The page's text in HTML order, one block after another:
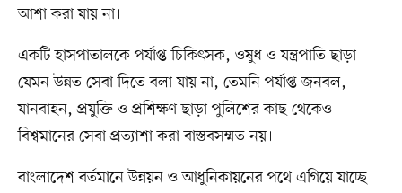
আশা করা যায় না।
একটি হাসপাতালকে পর্যাপ্ত চিকিৎসক, ওষুধ ও যন্ত্রপাতি ছাড়া
যেমন উন্নত সেবা দিতে বলা যায় না, তেমনি পর্যাপ্ত জনবল,
যানবাহন, প্রযুক্তি ও প্রশিক্ষণ ছাড়া পুলিশের কাছ থেকেও
বিশ্বমানের সেবা প্রত্যাশা করা বাস্তবসম্মত নয়।
বাংলাদেশ বর্তমানে উন্নয়ন ও আধুনিকায়নের পথে এগিয়ে যাচ্ছে।